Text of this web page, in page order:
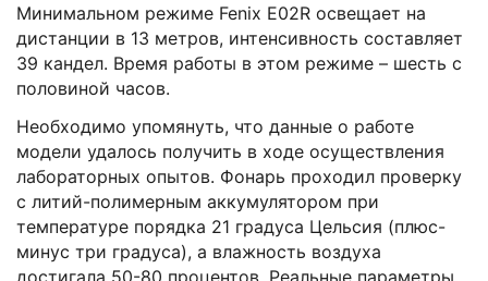
Минимальном режиме Fenix E02R освещает на
дистанции в 13 метров, интенсивность составляет
39 кандел. Время работы в этом режиме – шесть с
половиной часов.
Необходимо упомянуть, что данные о работе
модели удалось получить в ходе осуществления
лабораторных опытов. Фонарь проходил проверку
с литий-полимерным аккумулятором при
температуре порядка 21 градуса Цельсия (плюс-
минус три градуса), а влажность воздуха
достигала 50-80 процентов. Реальные параметры